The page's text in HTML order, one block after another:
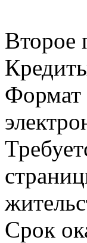
Второе
Формат
Срок